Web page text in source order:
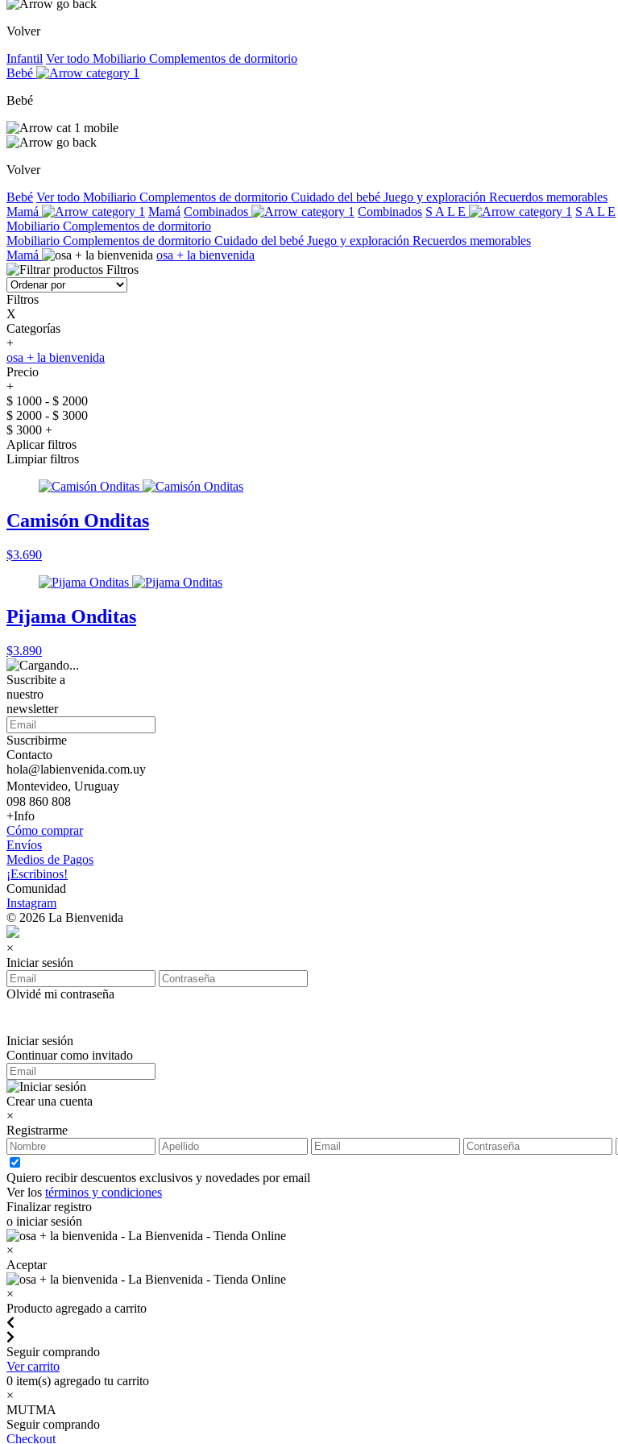
Volver
Infantil Ver todo Mobiliario Complementos de dormitorio
Bebé
Bebé
Volver
Bebé Ver todo Mobiliario Complementos de dormitorio Cuidado del bebé Juego y exploración Recuerdos memorables
Mamá
Mamá Combinados Combinados S A L E S A L E
Mobiliario Complementos de dormitorio
Mobiliario Complementos de dormitorio Cuidado del bebé Juego y exploración Recuerdos memorables
Mamá
osa + la bienvenida
Filtros
Filtros
X
Categorías
+
osa + la bienvenida
Precio
+
$ 1000 - $ 2000
$ 2000 - $ 3000
$ 3000 +
Aplicar filtros
Limpiar filtros
Camisón Onditas
$3.690
Pijama Onditas
$3.890
Suscribite a
nuestro
newsletter
Suscribirme
Contacto
hola@labienvenida.com.uy
Montevideo, Uruguay
098 860 808
+Info
Cómo comprar
Envíos
Medios de Pagos
¡Escribinos!
Comunidad
Instagram
© 2026 La Bienvenida
×
Iniciar sesión
Olvidé mi contraseña
Iniciar sesión
Continuar como invitado
Crear una cuenta
×
Registrarme
Quiero recibir descuentos exclusivos y novedades por email
Ver los términos y condiciones
Finalizar registro
o iniciar sesión
×
Aceptar
×
Producto agregado a carrito
Seguir comprando
Ver carrito
0 item(s) agregado tu carrito
×
MUTMA
Seguir comprando
Checkout